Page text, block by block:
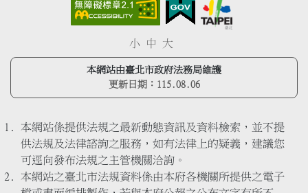
小 中 大
本網站由臺北市政府法務局維護
更新日期： 115.08.06
本網站係提供法規之最新動態資訊及資料檢索，並不提
供法規及法律諮詢之服務，如有法律上的疑義，建議您
可逕向發布法規之主管機關洽詢。
本網站之臺北市法規資料係由本府各機關所提供之電子